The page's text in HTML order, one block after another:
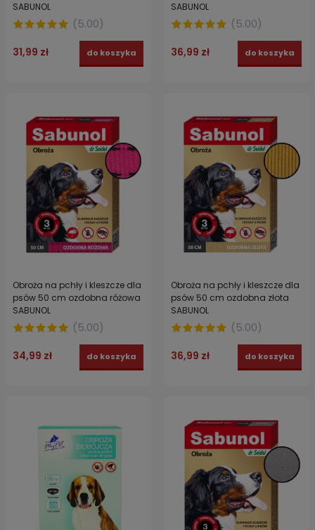
SABUNOL
(5.00)
31,99 zł do koszyka
SABUNOL
(5.00)
36,99 zł do koszyka
Obroża na pchły i kleszcze dla
psów 50 cm ozdobna różowa
SABUNOL
(5.00)
34,99 zł do koszyka
Obroża na pchły i kleszcze dla
psów 50 cm ozdobna złota
SABUNOL
(5.00)
36,99 zł do koszyka